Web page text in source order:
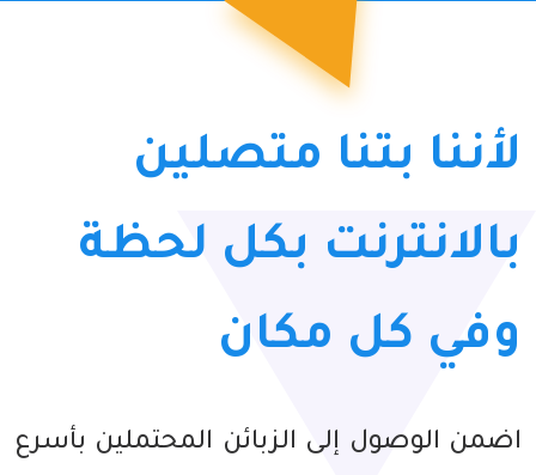
لأننا بتنا متصلين
بالانترنت بكل لحظة
وفي كل مكان
اضمن الوصول إلى الزبائن المحتملين بأسرع